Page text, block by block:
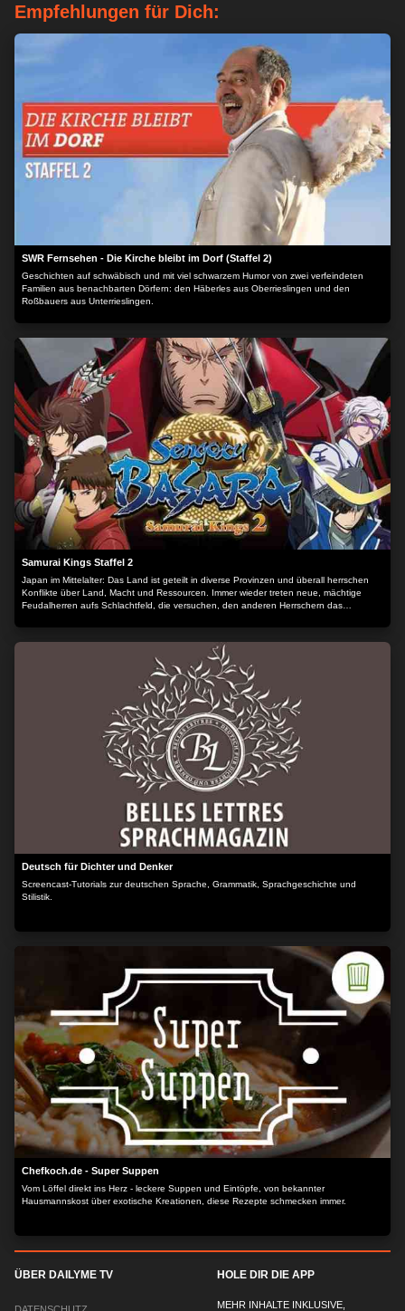
Empfehlungen für Dich:
SWR Fernsehen - Die Kirche bleibt im Dorf (Staffel 2)
Geschichten auf schwäbisch und mit viel schwarzem Humor von zwei verfeindeten
Familien aus benachbarten Dörfern: den Häberles aus Oberrieslingen und den
Roßbauers aus Unterrieslingen.
Samurai Kings Staffel 2
Japan im Mittelalter: Das Land ist geteilt in diverse Provinzen und überall herrschen
Konflikte über Land, Macht und Ressourcen. Immer wieder treten neue, mächtige
Feudalherren aufs Schlachtfeld, die versuchen, den anderen Herrschern das
Deutsch für Dichter und Denker
Screencast-Tutorials zur deutschen Sprache, Grammatik, Sprachgeschichte und
Stilistik.
Chefkoch.de - Super Suppen
Vom Löffel direkt ins Herz - leckere Suppen und Eintöpfe, von bekannter
Hausmannskost über exotische Kreationen, diese Rezepte schmecken immer.
ÜBER DAILYME TV HOLE DIR DIE APP
MEHR INHALTE INKLUSIVE,